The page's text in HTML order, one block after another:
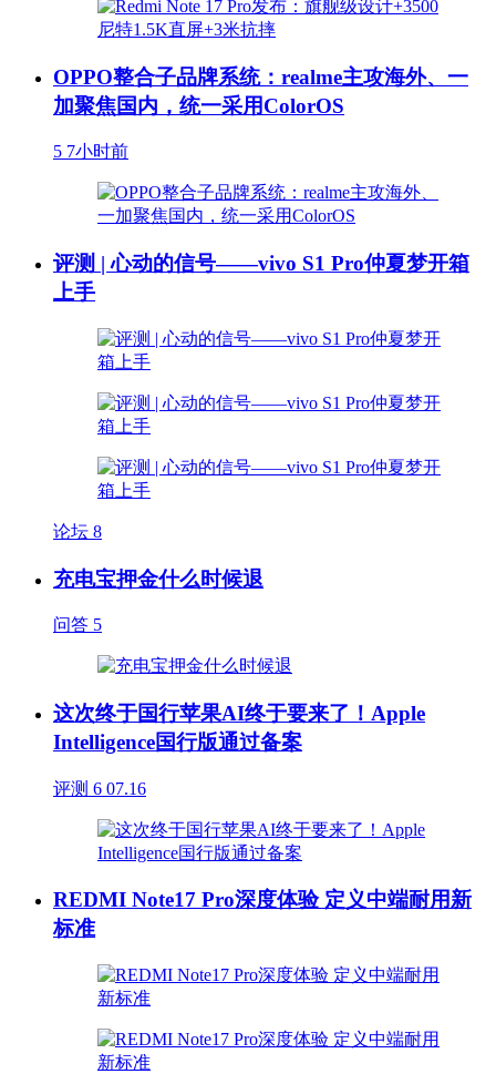
OPPO整合子品牌系统：realme主攻海外、一
加聚焦国内，统一采用ColorOS
5 7小时前
评测 | 心动的信号——vivo S1 Pro仲夏梦开箱
上手
论坛 8
充电宝押金什么时候退
问答 5
这次终于国行苹果AI终于要来了！Apple
Intelligence国行版通过备案
评测 6 07.16
REDMI Note17 Pro深度体验 定义中端耐用新
标准